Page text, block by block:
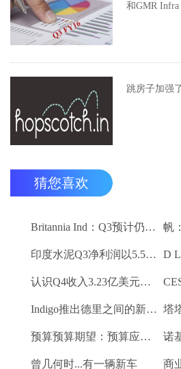
和GMR
跳房子加强
猜您喜欢
Britannia Ind：Q3预计仍然保持强劲
印度水泥Q3净利润以5.5卢比;销量下降10.3％
认识Q4收入3.23亿美元VS $ 3.18 BN（QOQ）
Indigo推出德里之间的新航班到昌迪加尔和斋浦尔到浦那路线
预算预算期望：预算应该有一些有利的改革电子商务
曾几何时...有一辆新车